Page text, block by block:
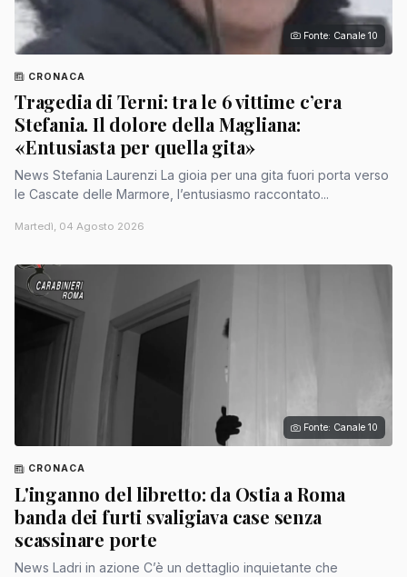
Fonte: Canale 10
CRONACA
Tragedia di Terni: tra le 6 vittime c’era
Stefania. Il dolore della Magliana:
«Entusiasta per quella gita»
News Stefania Laurenzi La gioia per una gita fuori porta verso
le Cascate delle Marmore, l’entusiasmo raccontato...
Martedì, 04 Agosto 2026
Fonte: Canale 10
CRONACA
L'inganno del libretto: da Ostia a Roma
banda dei furti svaligiava case senza
scassinare porte
News Ladri in azione C’è un dettaglio inquietante che